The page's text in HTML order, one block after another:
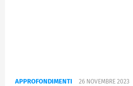
APPROFONDIMENTI 26 NOVEMBRE 2023